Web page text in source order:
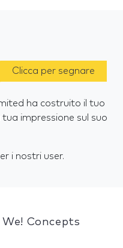
Clicca per segnare
ha costruito il tuo
impressione sul suo
i nostri user.
Concepts